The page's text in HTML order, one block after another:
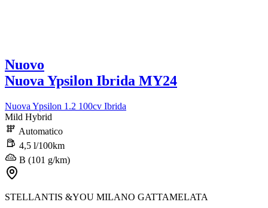
Nuovo
Nuova Ypsilon Ibrida MY24
Nuova Ypsilon 1.2 100cv Ibrida
Mild Hybrid
Automatico
4,5 l/100km
B (101 g/km)
STELLANTIS &YOU MILANO GATTAMELATA